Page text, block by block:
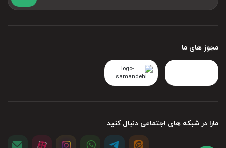
مجوز های ما
مارا در شبکه های اجتماعی دنبال کنید